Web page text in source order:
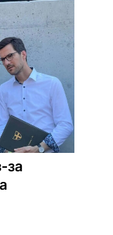
за